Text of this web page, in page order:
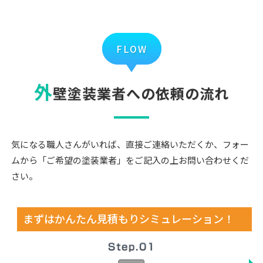
FLOW
外壁塗装業者への依頼の流れ
気になる職人さんがいれば、直接ご連絡いただくか、フォー
ムから「ご希望の塗装業者」をご記入の上お問い合わせくだ
さい。
まずはかんたん見積もりシミュレーション！